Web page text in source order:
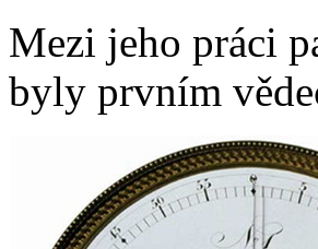
Mezi jeho práci
byly prvním